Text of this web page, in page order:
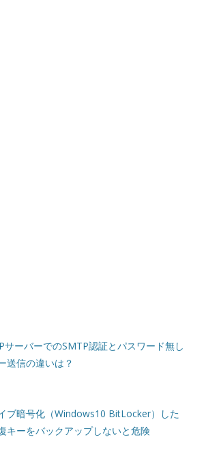
サーバーでのSMTP認証とパスワード無し
送信の違いは？
ブ暗号化（Windows10 BitLocker）した
キーをバックアップしないと危険